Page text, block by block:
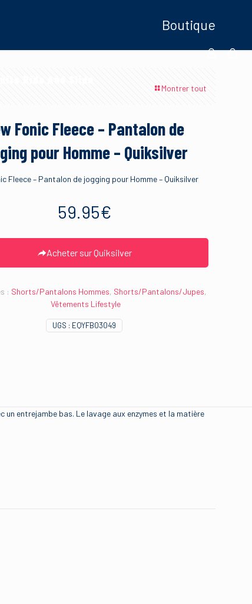
Boutique
Montrer tout
Fonic Fleece – Pantalon de
pour Homme – Quiksilver
Fleece – Pantalon de jogging pour Homme – Quiksilver
59.95€
Acheter sur Quiksilver
UGS : EQYFB03049
: Shorts/Pantalons Hommes, Shorts/Pantalons/Jupes,
Vêtements Lifestyle
entrejambe bas. Le lavage aux enzymes et la matière